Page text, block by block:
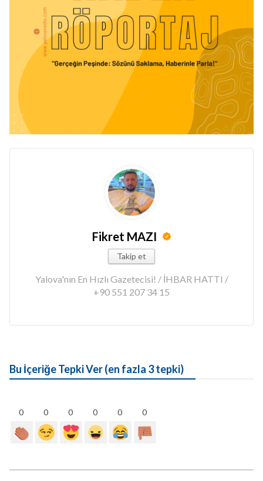
Fikret MAZI
Takip et
Yalova'nın En Hızlı Gazetecisi! / İHBAR HATTI /
+90 551 207 34 15
Bu İçeriğe Tepki Ver (en fazla 3 tepki)
0 0 0 0 0 0